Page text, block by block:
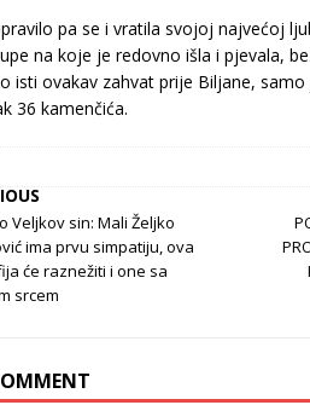
pa se i vratila svojoj najvećoj
na koje je redovno išla i pjevala,
isti ovakav zahvat prije Biljane,
36 kamenčića.
Veljkov sin: Mali Željko
ima prvu simpatiju, ova
će raznežiti i one sa
srcem